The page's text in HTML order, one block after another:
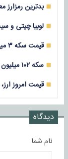
بدترین
لوبیا چیتی و
قیمت سکه ۳ میلیون تومان دیگر بالا رفت
سکه ۱۰۲ میلیون تومان شد
قیمت امروز
دیدگاه
نام شما